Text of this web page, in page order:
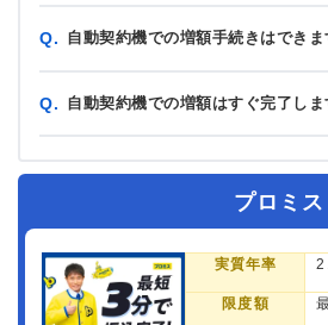
Q. 自動契約機での増額手続きはできま
Q. 自動契約機での増額はすぐ完了しま
プロミス
実質年率
限度額